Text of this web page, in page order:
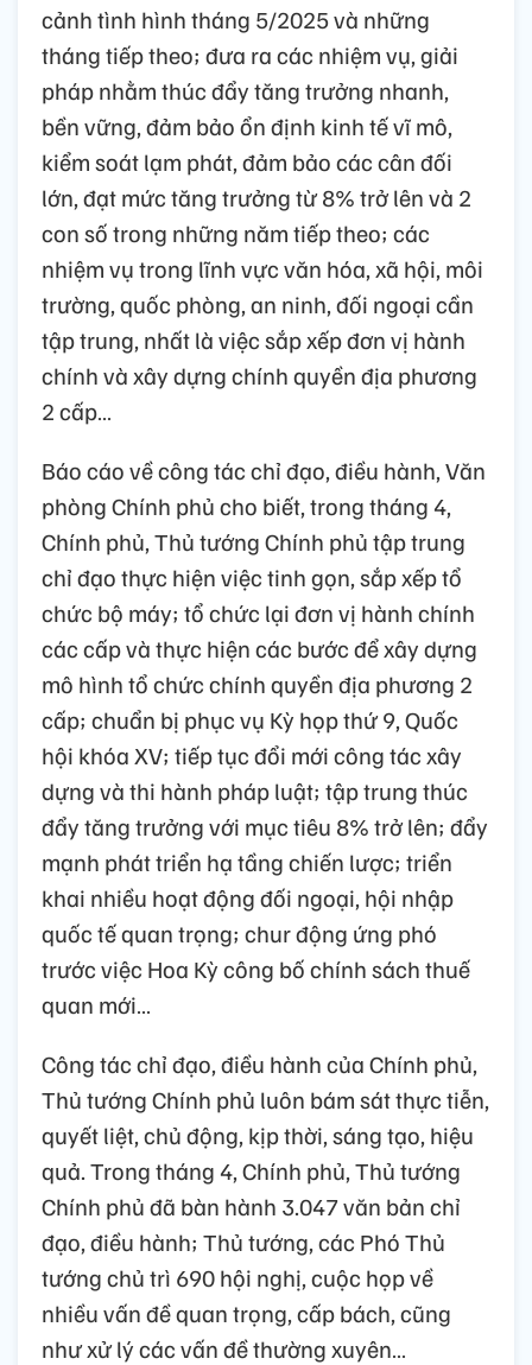
cảnh tình hình tháng 5/2025 và những
tháng tiếp theo; đưa ra các nhiệm vụ, giải
pháp nhằm thúc đẩy tăng trưởng nhanh,
bền vững, đảm bảo ổn định kinh tế vĩ mô,
kiểm soát lạm phát, đảm bảo các cân đối
lớn, đạt mức tăng trưởng từ 8% trở lên và 2
con số trong những năm tiếp theo; các
nhiệm vụ trong lĩnh vực văn hóa, xã hội, môi
trường, quốc phòng, an ninh, đối ngoại cần
tập trung, nhất là việc sắp xếp đơn vị hành
chính và xây dựng chính quyền địa phương
2 cấp…
Báo cáo về công tác chỉ đạo, điều hành, Văn
phòng Chính phủ cho biết, trong tháng 4,
Chính phủ, Thủ tướng Chính phủ tập trung
chỉ đạo thực hiện việc tinh gọn, sắp xếp tổ
chức bộ máy; tổ chức lại đơn vị hành chính
các cấp và thực hiện các bước để xây dựng
mô hình tổ chức chính quyền địa phương 2
cấp; chuẩn bị phục vụ Kỳ họp thứ 9, Quốc
hội khóa XV; tiếp tục đổi mới công tác xây
dựng và thi hành pháp luật; tập trung thúc
đẩy tăng trưởng với mục tiêu 8% trở lên; đẩy
mạnh phát triển hạ tầng chiến lược; triển
khai nhiều hoạt động đối ngoại, hội nhập
quốc tế quan trọng; chur động ứng phó
trước việc Hoa Kỳ công bố chính sách thuế
quan mới…
Công tác chỉ đạo, điều hành của Chính phủ,
Thủ tướng Chính phủ luôn bám sát thực tiễn,
quyết liệt, chủ động, kịp thời, sáng tạo, hiệu
quả. Trong tháng 4, Chính phủ, Thủ tướng
Chính phủ đã bàn hành 3.047 văn bản chỉ
đạo, điều hành; Thủ tướng, các Phó Thủ
tướng chủ trì 690 hội nghị, cuộc họp về
nhiều vấn đề quan trọng, cấp bách, cũng
như xử lý các vấn đề thường xuyên…